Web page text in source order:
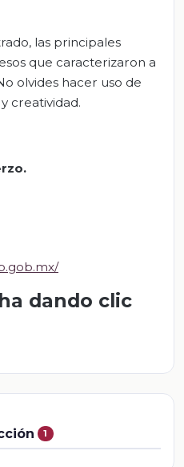
las principales
que caracterizaron a
olvides hacer uso de
creatividad.
dando clic
1